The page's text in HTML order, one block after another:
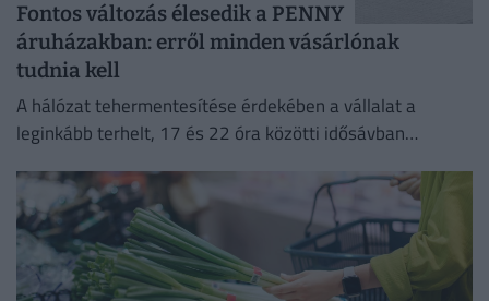
Fontos változás élesedik a PENNY
áruházakban: erről minden vásárlónak
tudnia kell
A hálózat tehermentesítése érdekében a vállalat a
leginkább terhelt, 17 és 22 óra közötti idősávban